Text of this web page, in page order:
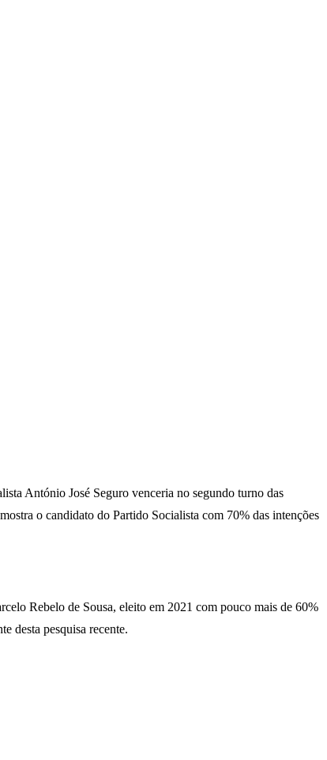
António José Seguro venceria no segundo turno das
o candidato do Partido Socialista com 70% das intenções
Rebelo de Sousa, eleito em 2021 com pouco mais de 60%
desta pesquisa recente.